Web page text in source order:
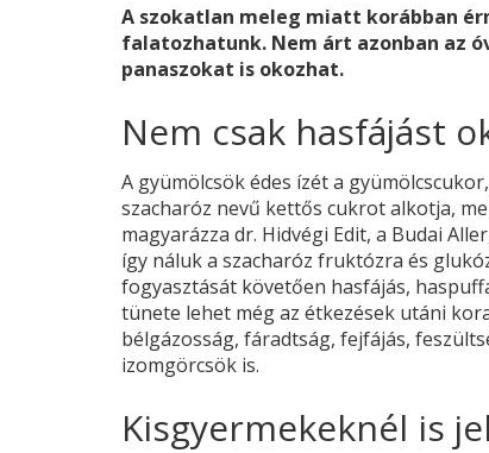
A szokatlan meleg miatt korábban
falatozhatunk. Nem árt azonban az
panaszokat is okozhat.
Nem csak hasfájást
A gyümölcsök édes ízét a
szacharóz nevű kettős cukrot alkotja,
magyarázza dr. Hidvégi Edit, a Budai
így náluk a szacharóz fruktózra és
fogyasztását követően hasfájás,
tünete lehet még az étkezések utáni
bélgázosság, fáradtság, fejfájás,
izomgörcsök is.
Kisgyermekeknél is